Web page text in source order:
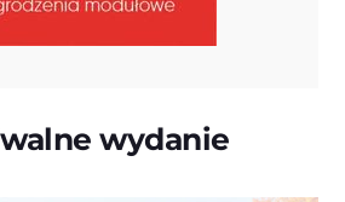
wydanie